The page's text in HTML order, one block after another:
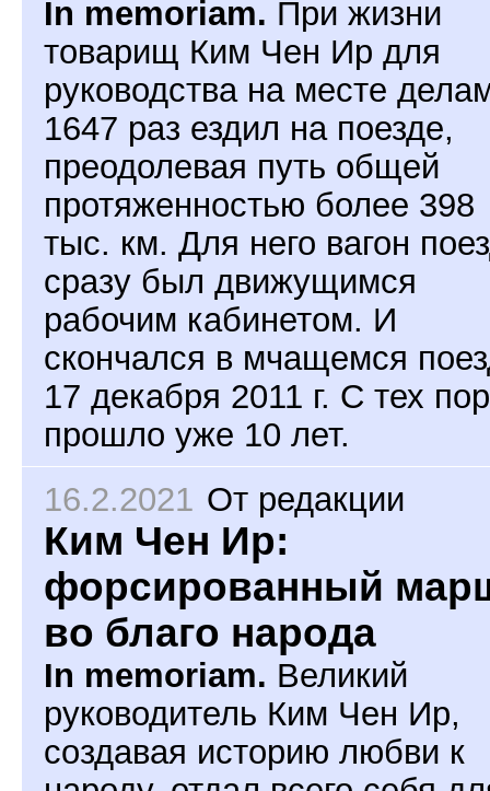
In memoriam. При жизни
товарищ Ким Чен Ир для
руководства на месте
1647 раз ездил на поезде,
преодолевая путь общей
протяженностью более 398
тыс. км. Для него вагон
сразу был движущимся
рабочим кабинетом. И
скончался в мчащемся
17 декабря 2011 г. С тех пор
прошло уже 10 лет.
16.2.2021 От редакции
Ким Чен Ир:
форсированный
во благо народа
In memoriam. Великий
руководитель Ким Чен Ир,
создавая историю любви к